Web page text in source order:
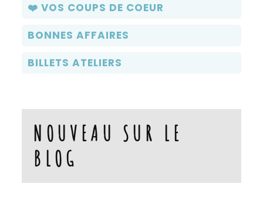
❤️ VOS COUPS DE COEUR
BONNES AFFAIRES
BILLETS ATELIERS
NOUVEAU SUR LE
BLOG